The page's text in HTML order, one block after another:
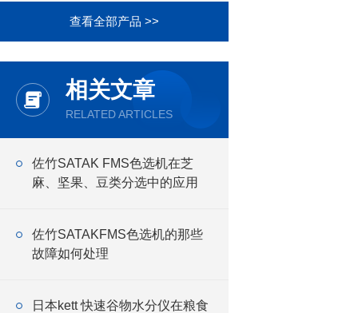
查看全部产品 >>
相关文章
RELATED ARTICLES
佐竹SATAK FMS色选机在芝
麻、坚果、豆类分选中的应用
佐竹SATAKFMS色选机的那些
故障如何处理
日本kett 快速谷物水分仪在粮食